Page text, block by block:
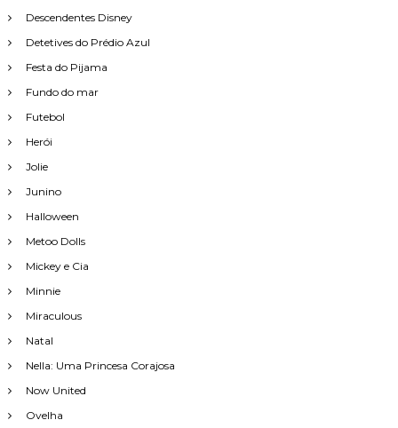
Descendentes Disney
Detetives do Prédio Azul
Festa do Pijama
Fundo do mar
Futebol
Herói
Jolie
Junino
Halloween
Metoo Dolls
Mickey e Cia
Minnie
Miraculous
Natal
Nella: Uma Princesa Corajosa
Now United
Ovelha